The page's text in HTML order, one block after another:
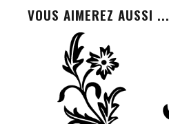
VOUS AIMEREZ AUSSI ...